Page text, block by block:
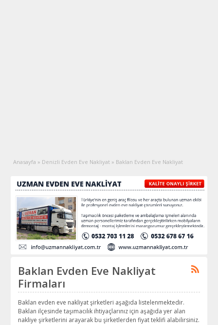
Anasayfa » Denizli Evden Eve Nakliyat » Baklan Evden Eve Nakliyat
Baklan Evden Eve Nakliyat
Firmaları
Baklan evden eve nakliyat şirketleri aşağıda listelenmektedir.
Baklan ilçesinde taşımacılık ihtiyaçlarınız için aşağıda yer alan
nakliye şirketlerini arayarak bu şirketlerden fiyat teklifi alabilirsiniz.